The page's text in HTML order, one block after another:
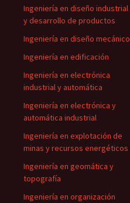
Ingeniería en diseño industrial
y desarrollo de productos
Ingeniería en diseño mecánico
Ingeniería en edificación
Ingeniería en electrónica
industrial y automática
Ingeniería en electrónica y
automática industrial
Ingeniería en explotación de
minas y recursos energéticos
Ingeniería en geomática y
topografía
Ingeniería en organización